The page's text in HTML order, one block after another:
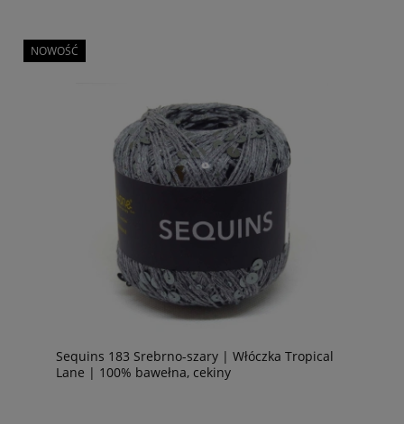
Sequins 183 Srebrno-szary | Włóczka Tropical
Lane | 100% bawełna, cekiny
NOWOŚĆ